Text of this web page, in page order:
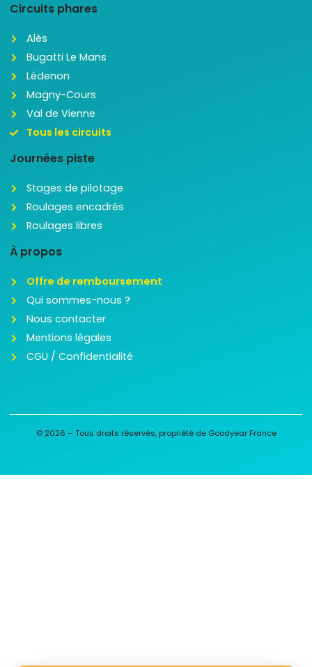
Circuits phares
Alès
Bugatti Le Mans
Lédenon
Magny-Cours
Val de Vienne
Tous les circuits
Journées piste
Stages de pilotage
Roulages encadrés
Roulages libres
À propos
Offre de remboursement
Qui sommes-nous ?
Nous contacter
Mentions légales
CGU / Confidentialité
© 2026 – Tous droits réservés, propriété de Goodyear France